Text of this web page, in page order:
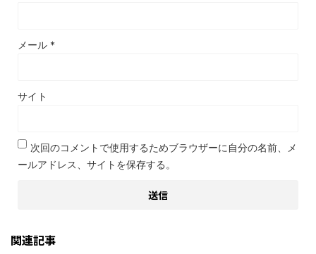
メール *
サイト
次回のコメントで使用するためブラウザーに自分の名前、メ
ールアドレス、サイトを保存する。
関連記事